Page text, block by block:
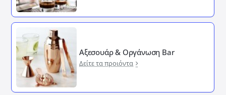
Αξεσουάρ & Οργάνωση Bar
Δείτε τα προιόντα